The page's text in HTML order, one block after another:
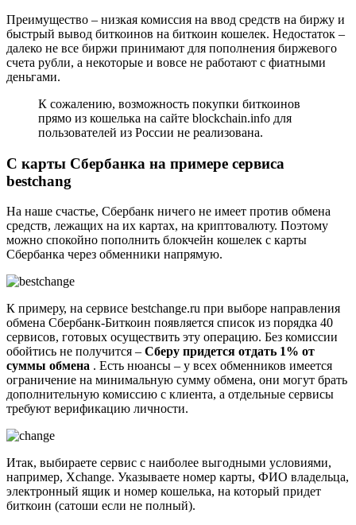
Преимущество – низкая комиссия на ввод средств на биржу и
быстрый вывод биткоинов на биткоин кошелек. Недостаток –
далеко не все биржи принимают для пополнения биржевого
счета рубли, а некоторые и вовсе не работают с фиатными
деньгами.
К сожалению, возможность покупки биткоинов
прямо из кошелька на сайте blockchain.info для
пользователей из России не реализована.
С карты Сбербанка на примере сервиса
bestchang
На наше счастье, Сбербанк ничего не имеет против обмена
средств, лежащих на их картах, на криптовалюту. Поэтому
можно спокойно пополнить блокчейн кошелек с карты
Сбербанка через обменники напрямую.
К примеру, на сервисе bestchange.ru при выборе направления
обмена Сбербанк-Биткоин появляется список из порядка 40
сервисов, готовых осуществить эту операцию. Без комиссии
обойтись не получится – Сберу придется отдать 1% от
суммы обмена . Есть нюансы – у всех обменников имеется
ограничение на минимальную сумму обмена, они могут брать
дополнительную комиссию с клиента, а отдельные сервисы
требуют верификацию личности.
Итак, выбираете сервис с наиболее выгодными условиями,
например, Xchange. Указываете номер карты, ФИО владельца,
электронный ящик и номер кошелька, на который придет
биткоин (сатоши если не полный).